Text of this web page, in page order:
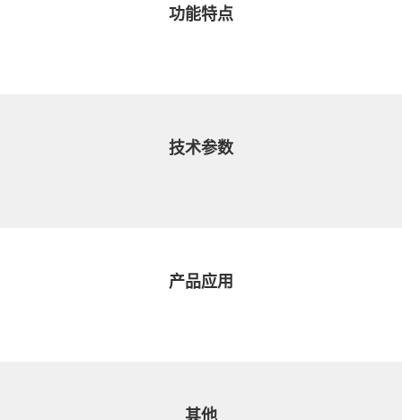
功能特点
技术参数
产品应用
其他